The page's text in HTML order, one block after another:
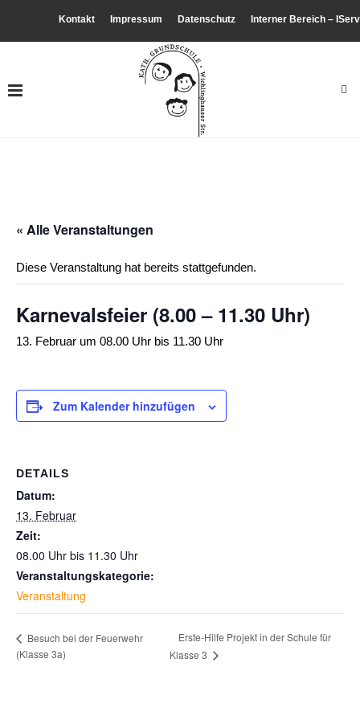
Kontakt Impressum Datenschutz Interner Bereich – IServ
« Alle Veranstaltungen
Diese Veranstaltung hat bereits stattgefunden.
Karnevalsfeier (8.00 – 11.30 Uhr)
13. Februar um 08.00 Uhr bis 11.30 Uhr
Zum Kalender hinzufügen
DETAILS
Datum:
13. Februar
Zeit:
08.00 Uhr bis 11.30 Uhr
Veranstaltungskategorie:
Veranstaltung
Besuch bei der Feuerwehr
(Klasse 3a)
Erste-Hilfe Projekt in der Schule für
Klasse 3